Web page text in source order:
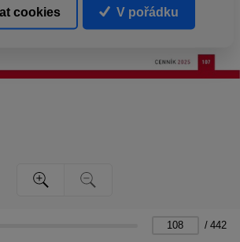
/ 442
cookies V pořádku